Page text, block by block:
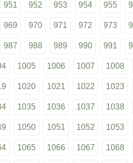
951 952 953 954 955
969 970 971 972 973
987 988 989 990 991
1005 1006 1007 1008
1020 1021 1022 1023
1035 1036 1037 1038
1050 1051 1052 1053
1065 1066 1067 1068